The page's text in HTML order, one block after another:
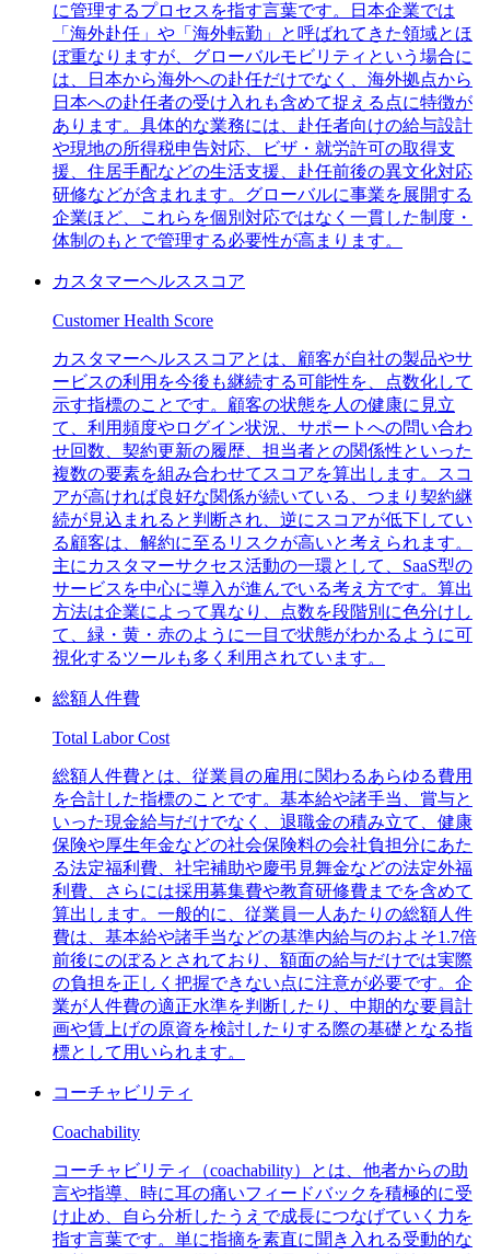
に管理するプロセスを指す言葉です。日本企業では
「海外赴任」や「海外転勤」と呼ばれてきた領域とほ
ぼ重なりますが、グローバルモビリティという場合に
は、日本から海外への赴任だけでなく、海外拠点から
日本への赴任者の受け入れも含めて捉える点に特徴が
あります。具体的な業務には、赴任者向けの給与設計
や現地の所得税申告対応、ビザ・就労許可の取得支
援、住居手配などの生活支援、赴任前後の異文化対応
研修などが含まれます。グローバルに事業を展開する
企業ほど、これらを個別対応ではなく一貫した制度・
体制のもとで管理する必要性が高まります。
カスタマーヘルススコア
Customer Health Score
カスタマーヘルススコアとは、顧客が自社の製品やサ
ービスの利用を今後も継続する可能性を、点数化して
示す指標のことです。顧客の状態を人の健康に見立
て、利用頻度やログイン状況、サポートへの問い合わ
せ回数、契約更新の履歴、担当者との関係性といった
複数の要素を組み合わせてスコアを算出します。スコ
アが高ければ良好な関係が続いている、つまり契約継
続が見込まれると判断され、逆にスコアが低下してい
る顧客は、解約に至るリスクが高いと考えられます。
主にカスタマーサクセス活動の一環として、SaaS型の
サービスを中心に導入が進んでいる考え方です。算出
方法は企業によって異なり、点数を段階別に色分けし
て、緑・黄・赤のように一目で状態がわかるように可
視化するツールも多く利用されています。
総額人件費
Total Labor Cost
総額人件費とは、従業員の雇用に関わるあらゆる費用
を合計した指標のことです。基本給や諸手当、賞与と
いった現金給与だけでなく、退職金の積み立て、健康
保険や厚生年金などの社会保険料の会社負担分にあた
る法定福利費、社宅補助や慶弔見舞金などの法定外福
利費、さらには採用募集費や教育研修費までを含めて
算出します。一般的に、従業員一人あたりの総額人件
費は、基本給や諸手当などの基準内給与のおよそ1.7倍
前後にのぼるとされており、額面の給与だけでは実際
の負担を正しく把握できない点に注意が必要です。企
業が人件費の適正水準を判断したり、中期的な要員計
画や賃上げの原資を検討したりする際の基礎となる指
標として用いられます。
コーチャビリティ
Coachability
コーチャビリティ（coachability）とは、他者からの助
言や指導、時に耳の痛いフィードバックを積極的に受
け止め、自ら分析したうえで成長につなげていく力を
指す言葉です。単に指摘を素直に聞き入れる受動的な